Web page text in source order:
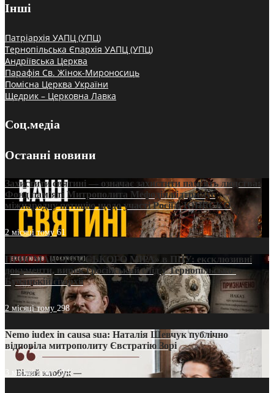
Інші
Патріархія УАПЦ (УПЦ)
Тернопільська Єпархія УАПЦ (УПЦ)
Андріївська Церква
Парафія Св. Жінок-Мироносиць
Помісна Церква України
Щедрик – Церковна Лавка
Соц.медіа
Останні новини
Захистити святині — означає захистити пам’ять людства:
Фонд пам’яті Митрополита Мефодія підтримує
міжнародну петицію щодо участі Росії в ЮНЕСКО
2 місяці тому61
ПРИСМАК «РУССЬКОГО МІРА» в ПЦУ: ексклюзивні
документи, вирок і російський слід у Тернопільсько-
Бучацькій єпархії
2 місяці тому 298
Nemo iudex in causa sua: Наталія Шевчук публічно
відповіла митрополиту Євстратію Зорі
3 місяці тому214